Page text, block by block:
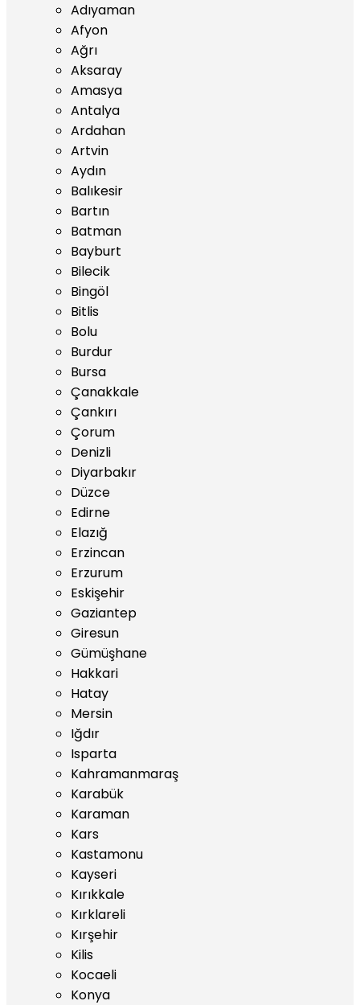
Adıyaman
Afyon
Ağrı
Aksaray
Amasya
Antalya
Ardahan
Artvin
Aydın
Balıkesir
Bartın
Batman
Bayburt
Bilecik
Bingöl
Bitlis
Bolu
Burdur
Bursa
Çanakkale
Çankırı
Çorum
Denizli
Diyarbakır
Düzce
Edirne
Elazığ
Erzincan
Erzurum
Eskişehir
Gaziantep
Giresun
Gümüşhane
Hakkari
Hatay
Mersin
Iğdır
Isparta
Kahramanmaraş
Karabük
Karaman
Kars
Kastamonu
Kayseri
Kırıkkale
Kırklareli
Kırşehir
Kilis
Kocaeli
Konya